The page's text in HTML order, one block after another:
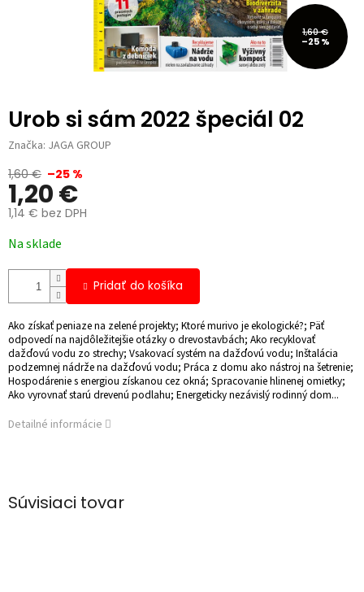
1,60 €
–25 %
Urob si sám 2022 špeciál 02
Značka: JAGA GROUP
1,60 € –25 %
1,20 €
1,14 € bez DPH
cena:
Na sklade
Pridať do košíka
Ako získať peniaze na zelené projekty; Ktoré murivo je ekologické?; Päť
odpovedí na najdôležitejšie otázky o drevostavbách; Ako recyklovať
dažďovú vodu zo strechy; Vsakovací systém na dažďovú vodu; Inštalácia
podzemnej nádrže na dažďovú vodu; Práca z domu ako nástroj na šetrenie;
Hospodárenie s energiou získanou cez okná; Spracovanie hlinenej omietky;
Ako vyrovnať starú drevenú podlahu; Energeticky nezávislý rodinný dom...
Detailné informácie
Súvisiaci tovar